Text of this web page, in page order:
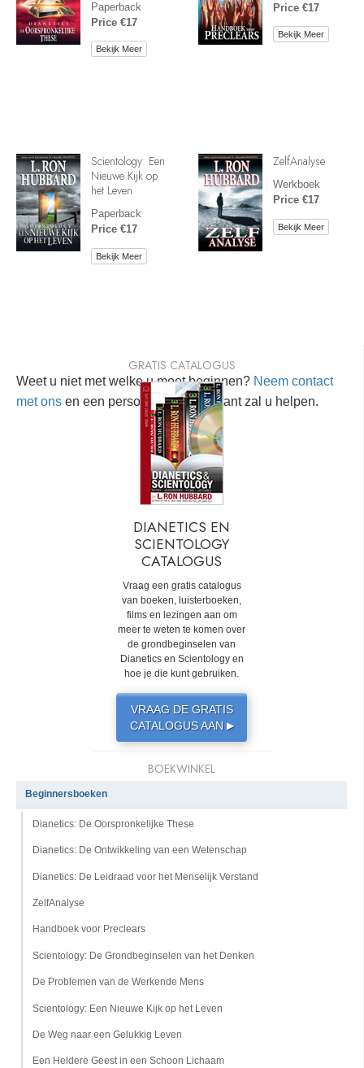
Paperback
Price €17
Bekijk Meer
Price €17
Bekijk Meer
Scientology: Een
Nieuwe Kijk op
het Leven
Paperback
Price €17
Bekijk Meer
ZelfAnalyse
Werkboek
Price €17
Bekijk Meer
Weet u niet met welke u moet beginnen? Neem contact
met ons en een persoonlijke consultant zal u helpen.
GRATIS CATALOGUS
DIANETICS EN
SCIENTOLOGY
CATALOGUS
Vraag een gratis catalogus
van boeken, luisterboeken,
films en lezingen aan om
meer te weten te komen over
de grondbeginselen van
Dianetics en Scientology en
hoe je die kunt gebruiken.
VRAAG DE GRATIS
CATALOGUS AAN ▶
BOEKWINKEL
Beginnersboeken
Dianetics: De Oorspronkelijke These
Dianetics: De Ontwikkeling van een Wetenschap
Dianetics: De Leidraad voor het Menselijk Verstand
ZelfAnalyse
Handboek voor Preclears
Scientology: De Grondbeginselen van het Denken
De Problemen van de Werkende Mens
Scientology: Een Nieuwe Kijk op het Leven
De Weg naar een Gelukkig Leven
Een Heldere Geest in een Schoon Lichaam